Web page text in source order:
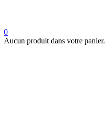
0
Aucun produit dans votre panier.